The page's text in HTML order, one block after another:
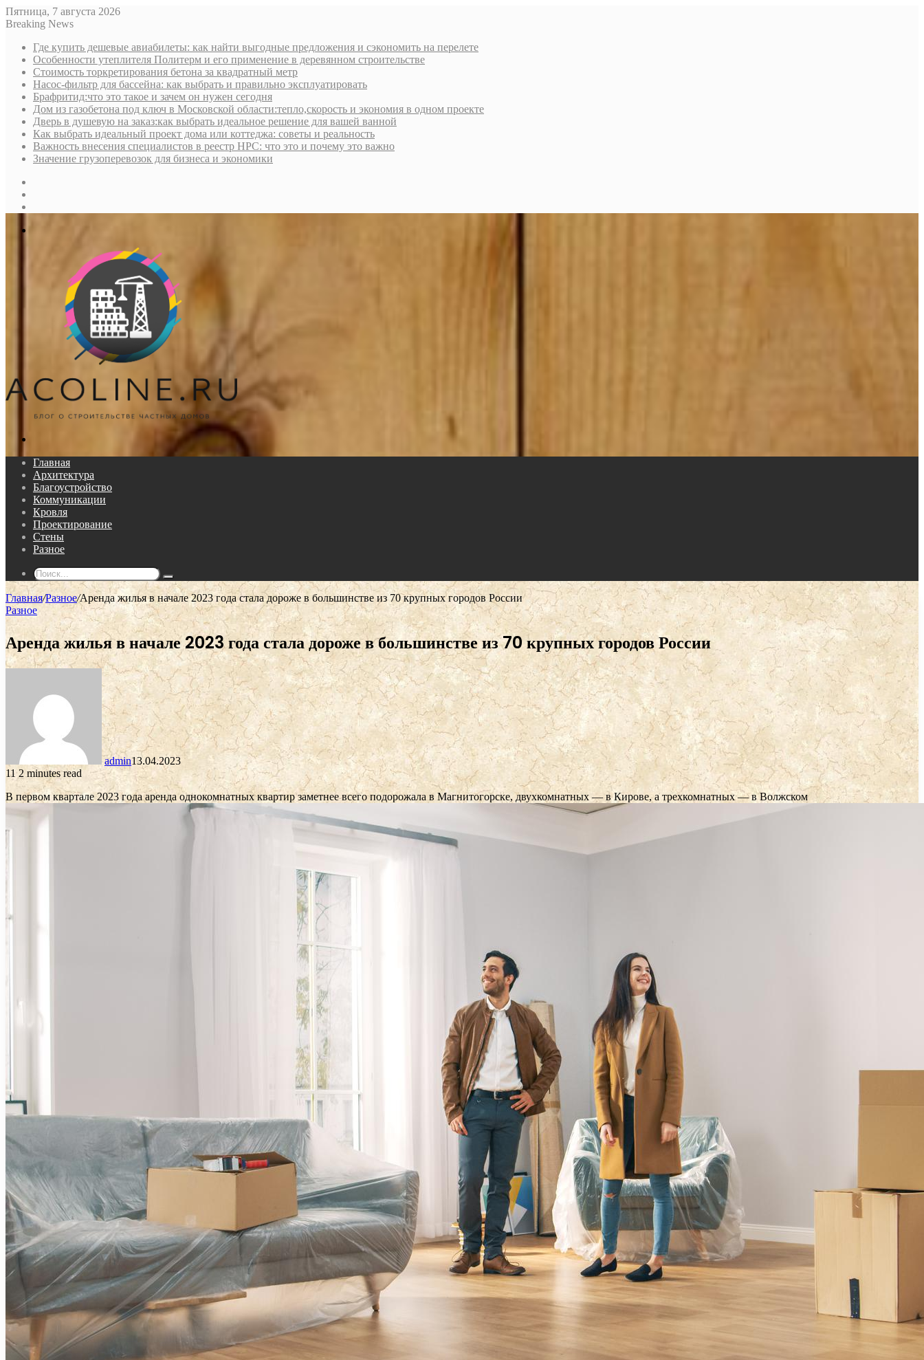
Пятница, 7 августа 2026
Breaking News
Где купить дешевые авиабилеты: как найти выгодные предложения и сэкономить на перелете
Особенности утеплителя Политерм и его применение в деревянном строительстве
Стоимость торкретирования бетона за квадратный метр
Насос-фильтр для бассейна: как выбрать и правильно эксплуатировать
Брафритид:что это такое и зачем он нужен сегодня
Дом из газобетона под ключ в Московской области:тепло,скорость и экономия в одном проекте
Дверь в душевую на заказ:как выбрать идеальное решение для вашей ванной
Как выбрать идеальный проект дома или коттеджа: советы и реальность
Важность внесения специалистов в реестр НРС: что это и почему это важно
Значение грузоперевозок для бизнеса и экономики
Главная
Архитектура
Благоустройство
Коммуникации
Кровля
Проектирование
Стены
Разное
Поиск...
Главная/Разное/Аренда жилья в начале 2023 года стала дороже в большинстве из 70 крупных городов России
Разное
Аренда жилья в начале 2023 года стала дороже в большинстве из 70 крупных городов России
admin13.04.2023
112 minutes read
В первом квартале 2023 года аренда однокомнатных квартир заметнее всего подорожала в Магнитогорске, двухкомнатных — в Кирове, а трехкомнатных — в Волжском